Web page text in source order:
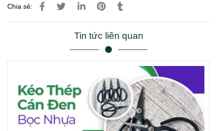
Chia sẻ:
Tin tức liên quan